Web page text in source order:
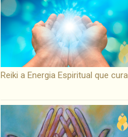
Reiki a Energia Espiritual que cura.